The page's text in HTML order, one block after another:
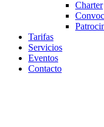
Charter
Tarifas
Servicios
Eventos
Contacto